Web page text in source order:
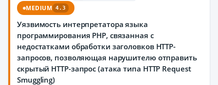
MEDIUM 4.3
Уязвимость интерпретатора языка
программирования PHP, связанная с
недостатками обработки заголовков HTTP-
запросов, позволяющая нарушителю отправить
скрытый HTTP-запрос (атака типа HTTP Request
Smuggling)